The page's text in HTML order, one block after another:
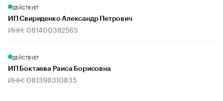
ДЕЙСТВУЕТ
ИП Свириденко Александр Петрович
ИНН: 081400382565
ДЕЙСТВУЕТ
ИП Боктаева Раиса Борисовна
ИНН: 081398310835